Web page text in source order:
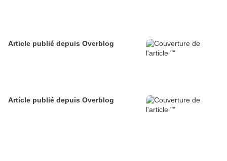
Article publié depuis Overblog
Article publié depuis Overblog